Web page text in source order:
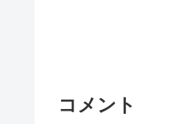
コメント